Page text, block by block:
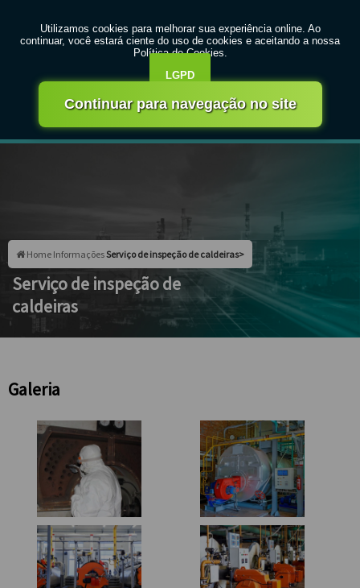
MENU
Entre em contato com um de nossos especialistas!
Home InformaçõesServiço de inspeção de caldeiras>
Serviço de inspeção de
caldeiras
Galeria